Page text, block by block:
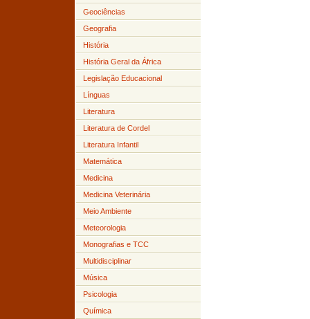
Geociências
Geografia
História
História Geral da África
Legislação Educacional
Línguas
Literatura
Literatura de Cordel
Literatura Infantil
Matemática
Medicina
Medicina Veterinária
Meio Ambiente
Meteorologia
Monografias e TCC
Multidisciplinar
Música
Psicologia
Química